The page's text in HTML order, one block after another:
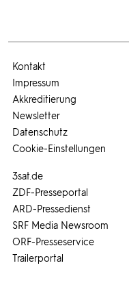
3sat.de
ZDF-Presseportal
ARD-Pressedienst
SRF Media Newsroom
ORF-Presseservice
Trailerportal
Kontakt
Impressum
Akkreditierung
Newsletter
Datenschutz
Cookie-Einstellungen